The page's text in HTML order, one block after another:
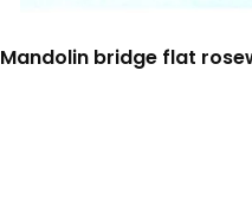
Mandolin bridge flat